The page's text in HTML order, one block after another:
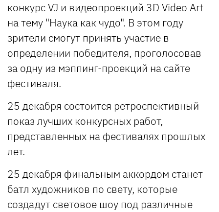
конкурс VJ и видеопроекций 3D Video Art
на тему "Наука как чудо". В этом году
зрители смогут принять участие в
определении победителя, проголосовав
за одну из мэппинг-проекций на сайте
фестиваля.
25 декабря состоится ретроспективный
показ лучших конкурсных работ,
представленных на фестивалях прошлых
лет.
25 декабря финальным аккордом станет
батл художников по свету, которые
создадут световое шоу под различные